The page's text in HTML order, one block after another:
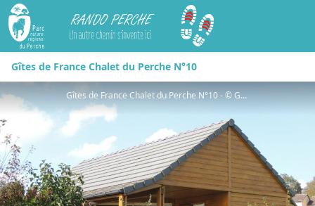
Rando Perche
Gîtes de France Chalet du Perche N°10
Gîtes de France Chalet du Perche N°10 - © Gites de France Orne